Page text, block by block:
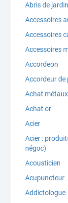
Abris de jardin
Accessoires
Accessoires
Accessoires
Accordeon
Accordeur de
Achat métaux
Achat or
Acier
Acier :
négoc)
Acousticien
Acupuncteur
Addictologue